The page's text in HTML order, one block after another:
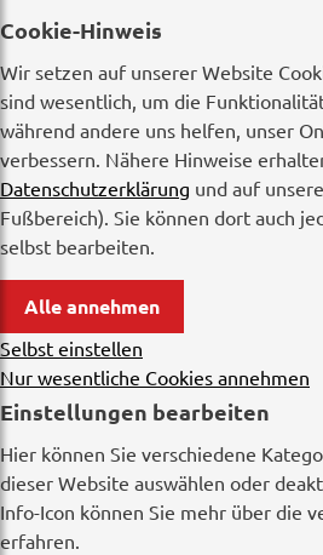
Cookie-Hinweis
Wir setzen auf unserer Website
sind wesentlich, um die
während andere uns helfen, unser
verbessern. Nähere Hinweise
Datenschutzerklärung und auf
Fußbereich). Sie können dort auch
selbst bearbeiten.
Alle annehmen
Selbst einstellen
Nur wesentliche Cookies annehmen
Einstellungen bearbeiten
Hier können Sie verschiedene
dieser Website auswählen oder
Info-Icon können Sie mehr über die
erfahren.